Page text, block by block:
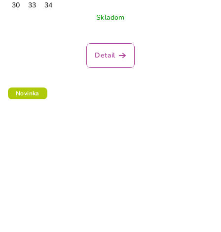
30 33
34
Skladom
Detail
Novinka